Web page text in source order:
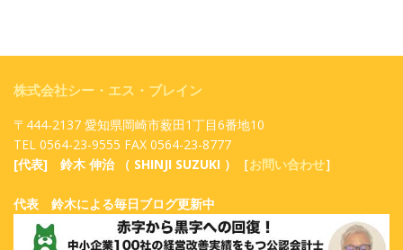
株式会社シー・エス・ブレイン
〒444-2137 愛知県岡崎市薮田1丁目6番地10
TEL 0564-23-9555 FAX 0564-23-8777
[代表] 鈴木 伸治 （ SHINJI SUZUKI ）［お問い合わせ］
代表 鈴木による毎日ブログ更新中